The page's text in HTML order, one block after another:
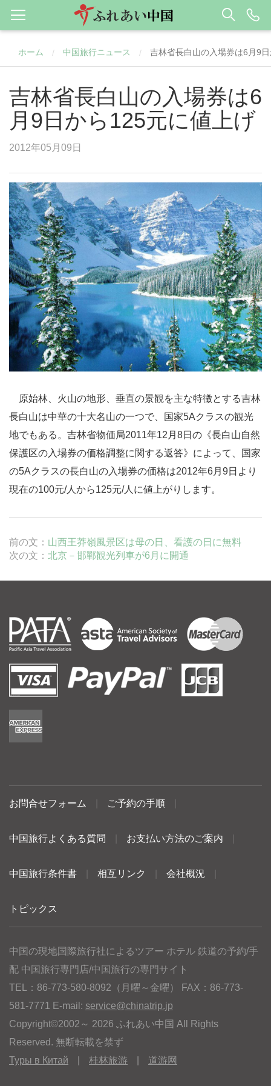
ホーム / 中国旅行ニュース / 吉林省長白山の入場券は6月9
吉林省長白山の入場券は6
月9日から125元に値上げ
2012年05月09日
原始林、火山の地形、垂直の景観を主な特徴とする吉林
長白山は中華の十大名山の一つで、国家5Aクラスの観光
地でもある。吉林省物価局2011年12月8日の《長白山自然
保護区の入場券の価格調整に関する返答》によって、国家
の5Aクラスの長白山の入場券の価格は2012年6月9日より
現在の100元/人から125元/人に値上がりします。
前の文： 山西王莽嶺風景区は母の日、看護の日に無料
次の文： 北京－邯鄲観光列車が6月に開通
お問合せフォーム ご予約の手順
中国旅行よくある質問 お支払い方法のご案内
中国旅行条件書 相互リンク 会社概況
トピックス
中国の現地国際旅行社によるツアー ホテル 鉄道の予約/手
配 中国旅行専門店/中国旅行の専門サイト
TEL：86-773-580-8092（月曜～金曜） FAX：86-773-
581-7771 E-mail: service@chinatrip.jp
Copyright©2002～ 2026 ふれあい中国 All Rights
Reserved. 無断転載を禁ず
Туры в Китай
桂林旅游 道游网